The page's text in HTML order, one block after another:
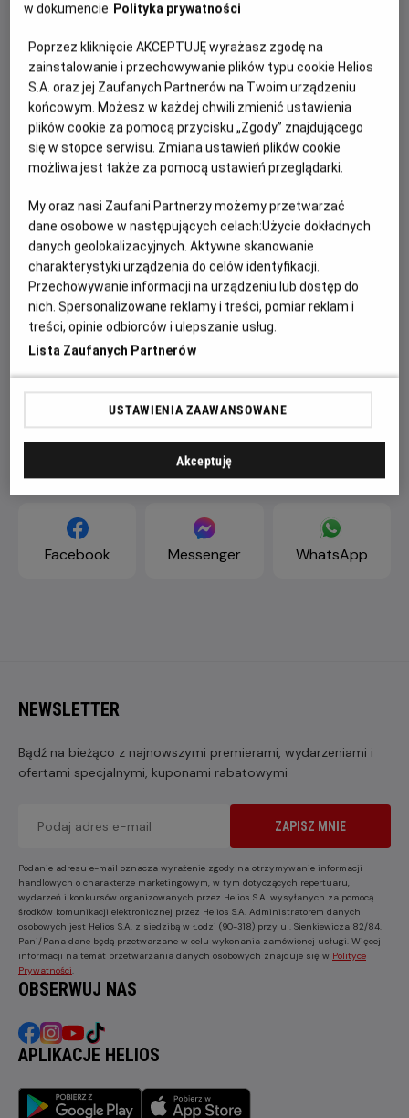
REŻYSERIA
Anoo Bhagavan, Patrik
Forsberg
SCENARIUSZ
Anoo Bhagavan, Patrik
Forsberg
OPIS FILMU
10-letnia Lisa żyje w niewielkim miasteczku, gdzie nie ma
przyjaciół. Pewnego dnia znajduje "Podręcznik dla
Superbohaterów" i przemienia się w Czerwoną Maskę.
Ratując miasto będzie musiała znaleźć w sobie odwagę do
zmierzenia się ze swoimi lękami.
ZAPROŚ ZNAJOMYCH
Facebook Messenger WhatsApp
NEWSLETTER
Bądź na bieżąco z najnowszymi premierami, wydarzeniami i
ofertami specjalnymi, kuponami rabatowymi
ZAPISZ MNIE
Podanie adresu e-mail oznacza wyrażenie zgody na otrzymywanie informacji
handlowych o charakterze marketingowym, w tym dotyczących repertuaru,
wydarzeń i konkursów organizowanych przez Helios S.A. wysyłanych za pomocą
środków komunikacji elektronicznej przez Helios S.A. Administratorem danych
osobowych jest Helios S.A. z siedzibą w Łodzi (90-318) przy ul. Sienkiewicza 82/84.
Pani/Pana dane będą przetwarzane w celu wykonania zamówionej usługi. Więcej
informacji na temat przetwarzania danych osobowych znajduje się w Polityce
Prywatności
OBSERWUJ NAS
APLIKACJE HELIOS
w dokumencie Polityka prywatności
Poprzez kliknięcie AKCEPTUJĘ wyrażasz zgodę na
zainstalowanie i przechowywanie plików typu cookie Helios
S.A. oraz jej Zaufanych Partnerów na Twoim urządzeniu
końcowym. Możesz w każdej chwili zmienić ustawienia
plików cookie za pomocą przycisku „Zgody” znajdującego
się w stopce serwisu. Zmiana ustawień plików cookie
możliwa jest także za pomocą ustawień przeglądarki.
My oraz nasi Zaufani Partnerzy możemy przetwarzać
dane osobowe w następujących celach:Użycie dokładnych
danych geolokalizacyjnych. Aktywne skanowanie
charakterystyki urządzenia do celów identyfikacji.
Przechowywanie informacji na urządzeniu lub dostęp do
nich. Spersonalizowane reklamy i treści, pomiar reklam i
treści, opinie odbiorców i ulepszanie usług.
Lista Zaufanych Partnerów
USTAWIENIA ZAAWANSOWANE
Akceptuję